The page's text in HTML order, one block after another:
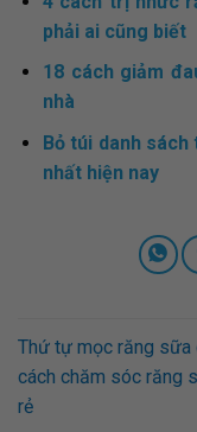
phải ai cũng biết
18 cách giảm
nhà
Bỏ túi danh
nhất hiện nay
Thứ tự mọc răng sữa
cách chăm sóc răng
rẻ